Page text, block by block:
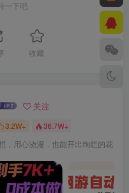
一下吧
收藏
关注
3.2W+ 36.7W+
，用心浇灌，也能开出绚烂的花